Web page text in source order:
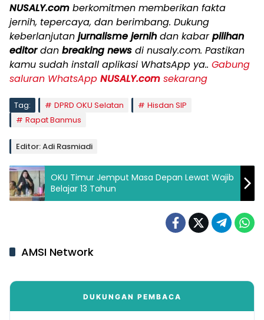
NUSALY.com berkomitmen memberikan fakta
jernih, tepercaya, dan berimbang. Dukung
keberlanjutan jurnalisme jernih dan kabarpilihan
editordan breaking news di nusaly.com. Pastikan
kamu sudah install aplikasi WhatsApp ya.. Gabung
saluran WhatsApp NUSALY.com sekarang
Tag: DPRD OKU Selatan
Hisdan SIP
Rapat Banmus
Editor: Adi Rasmiadi
OKU Timur Jemput Masa Depan Lewat Wajib
Belajar 13 Tahun
AMSI Network
DUKUNGAN PEMBACA